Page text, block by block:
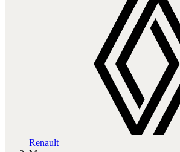
Renault